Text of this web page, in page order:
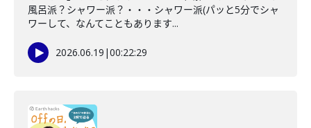
風呂派？シャワー派？・・・シャワー派(パッと5分でシャ
ワーして、なんてこともあります...
2026.06.19 |00:22:29